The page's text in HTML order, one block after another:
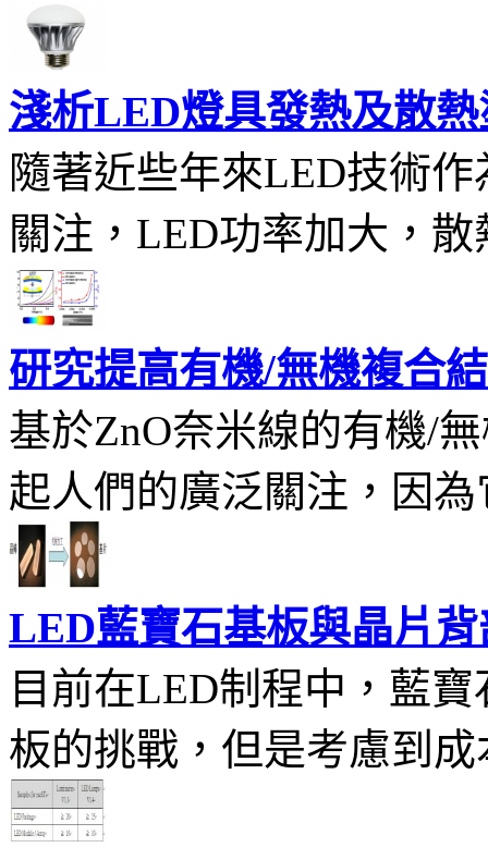
淺析LED燈具發熱及散
隨著近些年來LED技術
關注，LED功率加大，
研究提高有機/無機複合
基於ZnO奈米線的有機/
起人們的廣泛關注，因
LED藍寶石基板與晶片
目前在LED制程中，藍
板的挑戰，但是考慮到